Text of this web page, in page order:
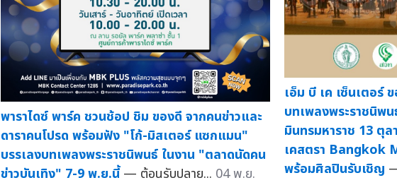
พาราไดซ์ พาร์ค ชวนช้อป ชิม ของดี จากคนข่าวและ
ดาราคนโปรด พร้อมฟัง "โก้-มิสเตอร์ แซกแมน"
บรรเลงบทเพลงพระราชนิพนธ์ ในงาน "ตลาดนัดคน
ข่าวบันเทิง" 7-9 พ.ย.นี้ — ต้อนรับปลาย... 04 พ.ย.
เอ็ม บี เค เซ็นเตอร์
บทเพลงพระราชนิพ
มินทรมหาราช 13 ตุ
เคสตรา
พร้อมศิลปินรับเชิญ